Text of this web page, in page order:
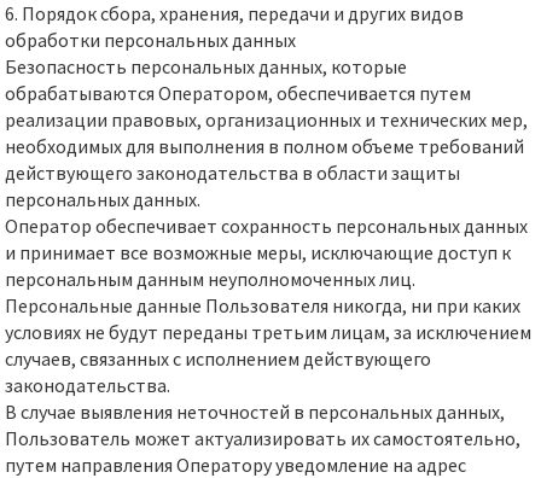
6. Порядок сбора, хранения, передачи и других видов
обработки персональных данных
Безопасность персональных данных, которые
обрабатываются Оператором, обеспечивается путем
реализации правовых, организационных и технических мер,
необходимых для выполнения в полном объеме требований
действующего законодательства в области защиты
персональных данных.
Оператор обеспечивает сохранность персональных данных
и принимает все возможные меры, исключающие доступ к
персональным данным неуполномоченных лиц.
Персональные данные Пользователя никогда, ни при каких
условиях не будут переданы третьим лицам, за исключением
случаев, связанных с исполнением действующего
законодательства.
В случае выявления неточностей в персональных данных,
Пользователь может актуализировать их самостоятельно,
путем направления Оператору уведомление на адрес